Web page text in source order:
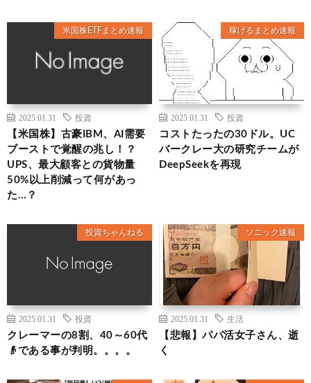
米国株ETFまとめ速報
2025.01.31 投資
【米国株】古豪IBM、AI需要
ブーストで覚醒の兆し！？
UPS、最大顧客との貨物量
50%以上削減って何があっ
た…？
稼げるまとめ速報
2025.01.31 投資
コストたったの30ドル。UC
バークレー大の研究チームが
DeepSeekを再現
投資ちゃんねる
2025.01.31 投資
クレーマーの8割、40～60代
👴である事が判明。。。。
ソニック速報
2025.01.31 生活
【悲報】パパ活女子さん、逝
く